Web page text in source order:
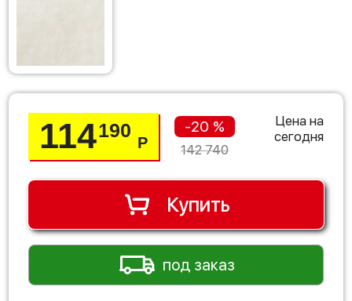
114190
Р
-20 %
142 740
Цена на
сегодня
Купить
под заказ